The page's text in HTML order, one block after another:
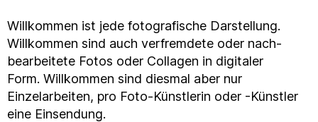
Willkommen ist jede fotografische Darstellung.
Willkommen sind auch verfremdete oder nach-
bearbeitete Fotos oder Collagen in digitaler
Form. Willkommen sind diesmal aber nur
Einzelarbeiten, pro Foto-Künstlerin oder -Künstler
eine Einsendung.